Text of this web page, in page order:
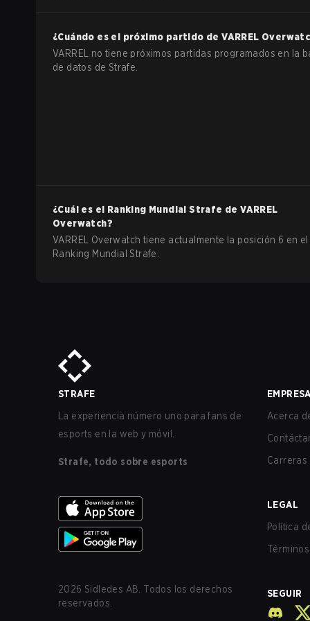
¿Cuándo es el próximo partido deVARREL
VARREL no tiene próximos partidas programados en la
de datos de Strafe.
¿Cuál es el Ranking Mundial Strafe deVARREL
Overwatch?
VARREL Overwatch tiene actualmente la posición 6 en el
Ranking Mundial Strafe.
STRAFE
La experiencia número uno para fans de
esports en la web y móvil.
Strafe, todo sobre esports
2026 Sidledes AB. Todos los derechos
reservados.
EMPRESA
Acerca
Carreras
LEGAL
Política
SEGUIR